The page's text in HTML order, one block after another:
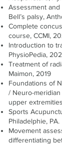
Assessment
Bell’s palsy,
Complete
course, CCMI,
Introduction to
PhysioPedia,
Treatment of
Maimon, 2019
Foundations of
/ Neuro-
upper
Sports
Philadelphie,
Movement
differentiating